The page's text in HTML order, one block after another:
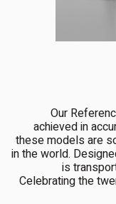
Our
achieved in
these models are
in the world.
is
Celebrating the